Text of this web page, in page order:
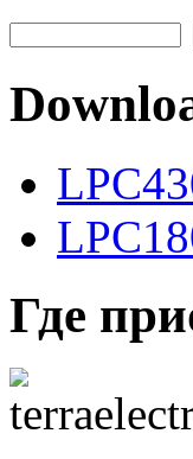
Форма поиска
Где